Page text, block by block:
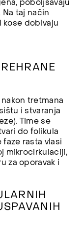
poboljšavaju
taj način
kose dobivaju
tretmana
i stvaranja
Time se
do folikula
faze rasta vlasi
mikrocirkulaciji,
za oporavak i